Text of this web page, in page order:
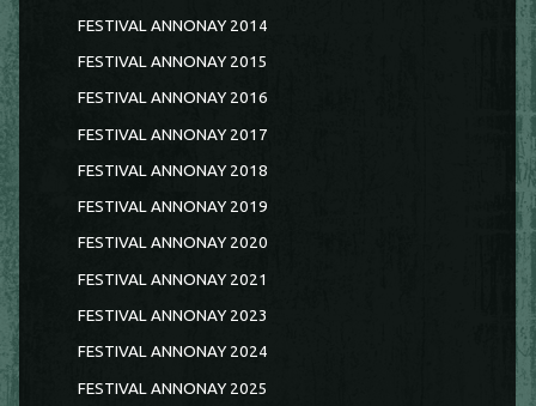
FESTIVAL ANNONAY 2014
FESTIVAL ANNONAY 2015
FESTIVAL ANNONAY 2016
FESTIVAL ANNONAY 2017
FESTIVAL ANNONAY 2018
FESTIVAL ANNONAY 2019
FESTIVAL ANNONAY 2020
FESTIVAL ANNONAY 2021
FESTIVAL ANNONAY 2023
FESTIVAL ANNONAY 2024
FESTIVAL ANNONAY 2025